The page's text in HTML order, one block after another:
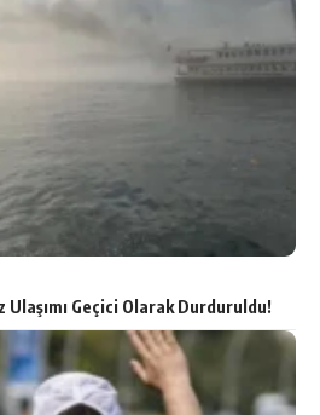
Ulaşımı Geçici Olarak Durduruldu!